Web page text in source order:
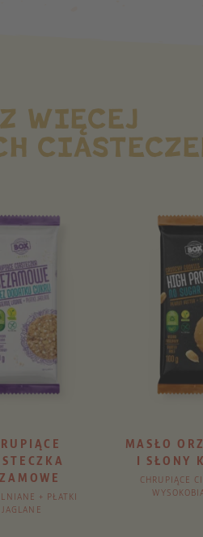
WIĘCEJ
+ PŁATKI
JAGLANE
MASŁO
I SŁONY
CHRUPIĄCE